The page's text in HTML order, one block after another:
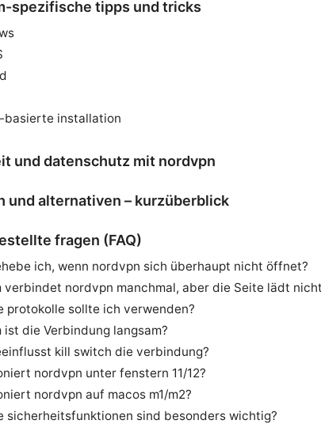
spezifische tipps und tricks
basierte installation
und datenschutz mit nordvpn
und alternativen – kurzüberblick
fragen (FAQ)
ich, wenn nordvpn sich überhaupt nicht öffnet?
verbindet nordvpn manchmal, aber die Seite lädt
protokolle sollte ich verwenden?
ist die Verbindung langsam?
kill switch die verbindung?
nordvpn unter fenstern 11/12?
nordvpn auf macos m1/m2?
sicherheitsfunktionen sind besonders wichtig?